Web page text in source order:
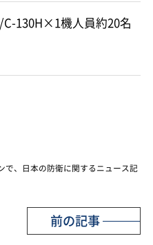
130H×1機人員約20名
、日本の防衛に関するニュース記
前の記事